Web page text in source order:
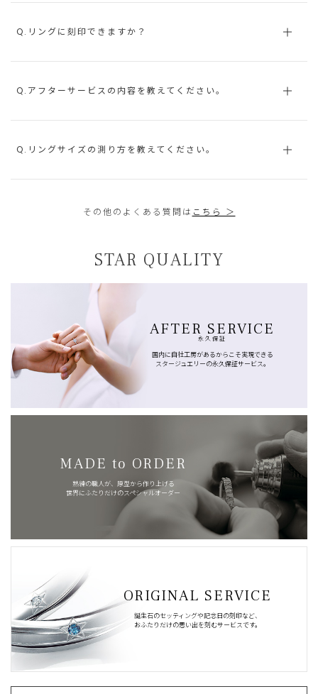
Q.リングに刻印できますか？
Q.アフターサービスの内容を教えてください。
Q.リングサイズの測り方を教えてください。
その他のよくある質問は こちら ＞
STAR QUALITY
AFTER SERVICE
永久保証
国内に自社工房があるからこそ実現できる
スタージュエリーの永久保証サービス。
MADE to ORDER
熟練の職人が、原型から作り上げる
世界にふたりだけのスペシャルオーダー
ORIGINAL SERVICE
誕生石のセッティングや記念日の刻印など、
おふたりだけの思い出を刻むサービスです。